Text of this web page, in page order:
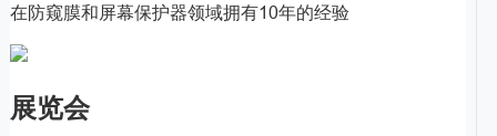
在防窥膜和屏幕保护器领域拥有10年的经验
展览会